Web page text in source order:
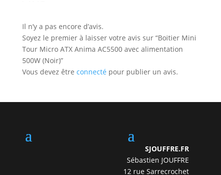
Il n’y a pas encore d’avis.
Soyez le premier à laisser votre avis sur “Boitier Mini
Tour Micro ATX Anima AC5500 avec alimentation
500W (Noir)”
Vous devez être connecté pour publier un avis.
SJOUFFRE.FR
Sébastien JOUFFRE
12 rue Sarrecrochet